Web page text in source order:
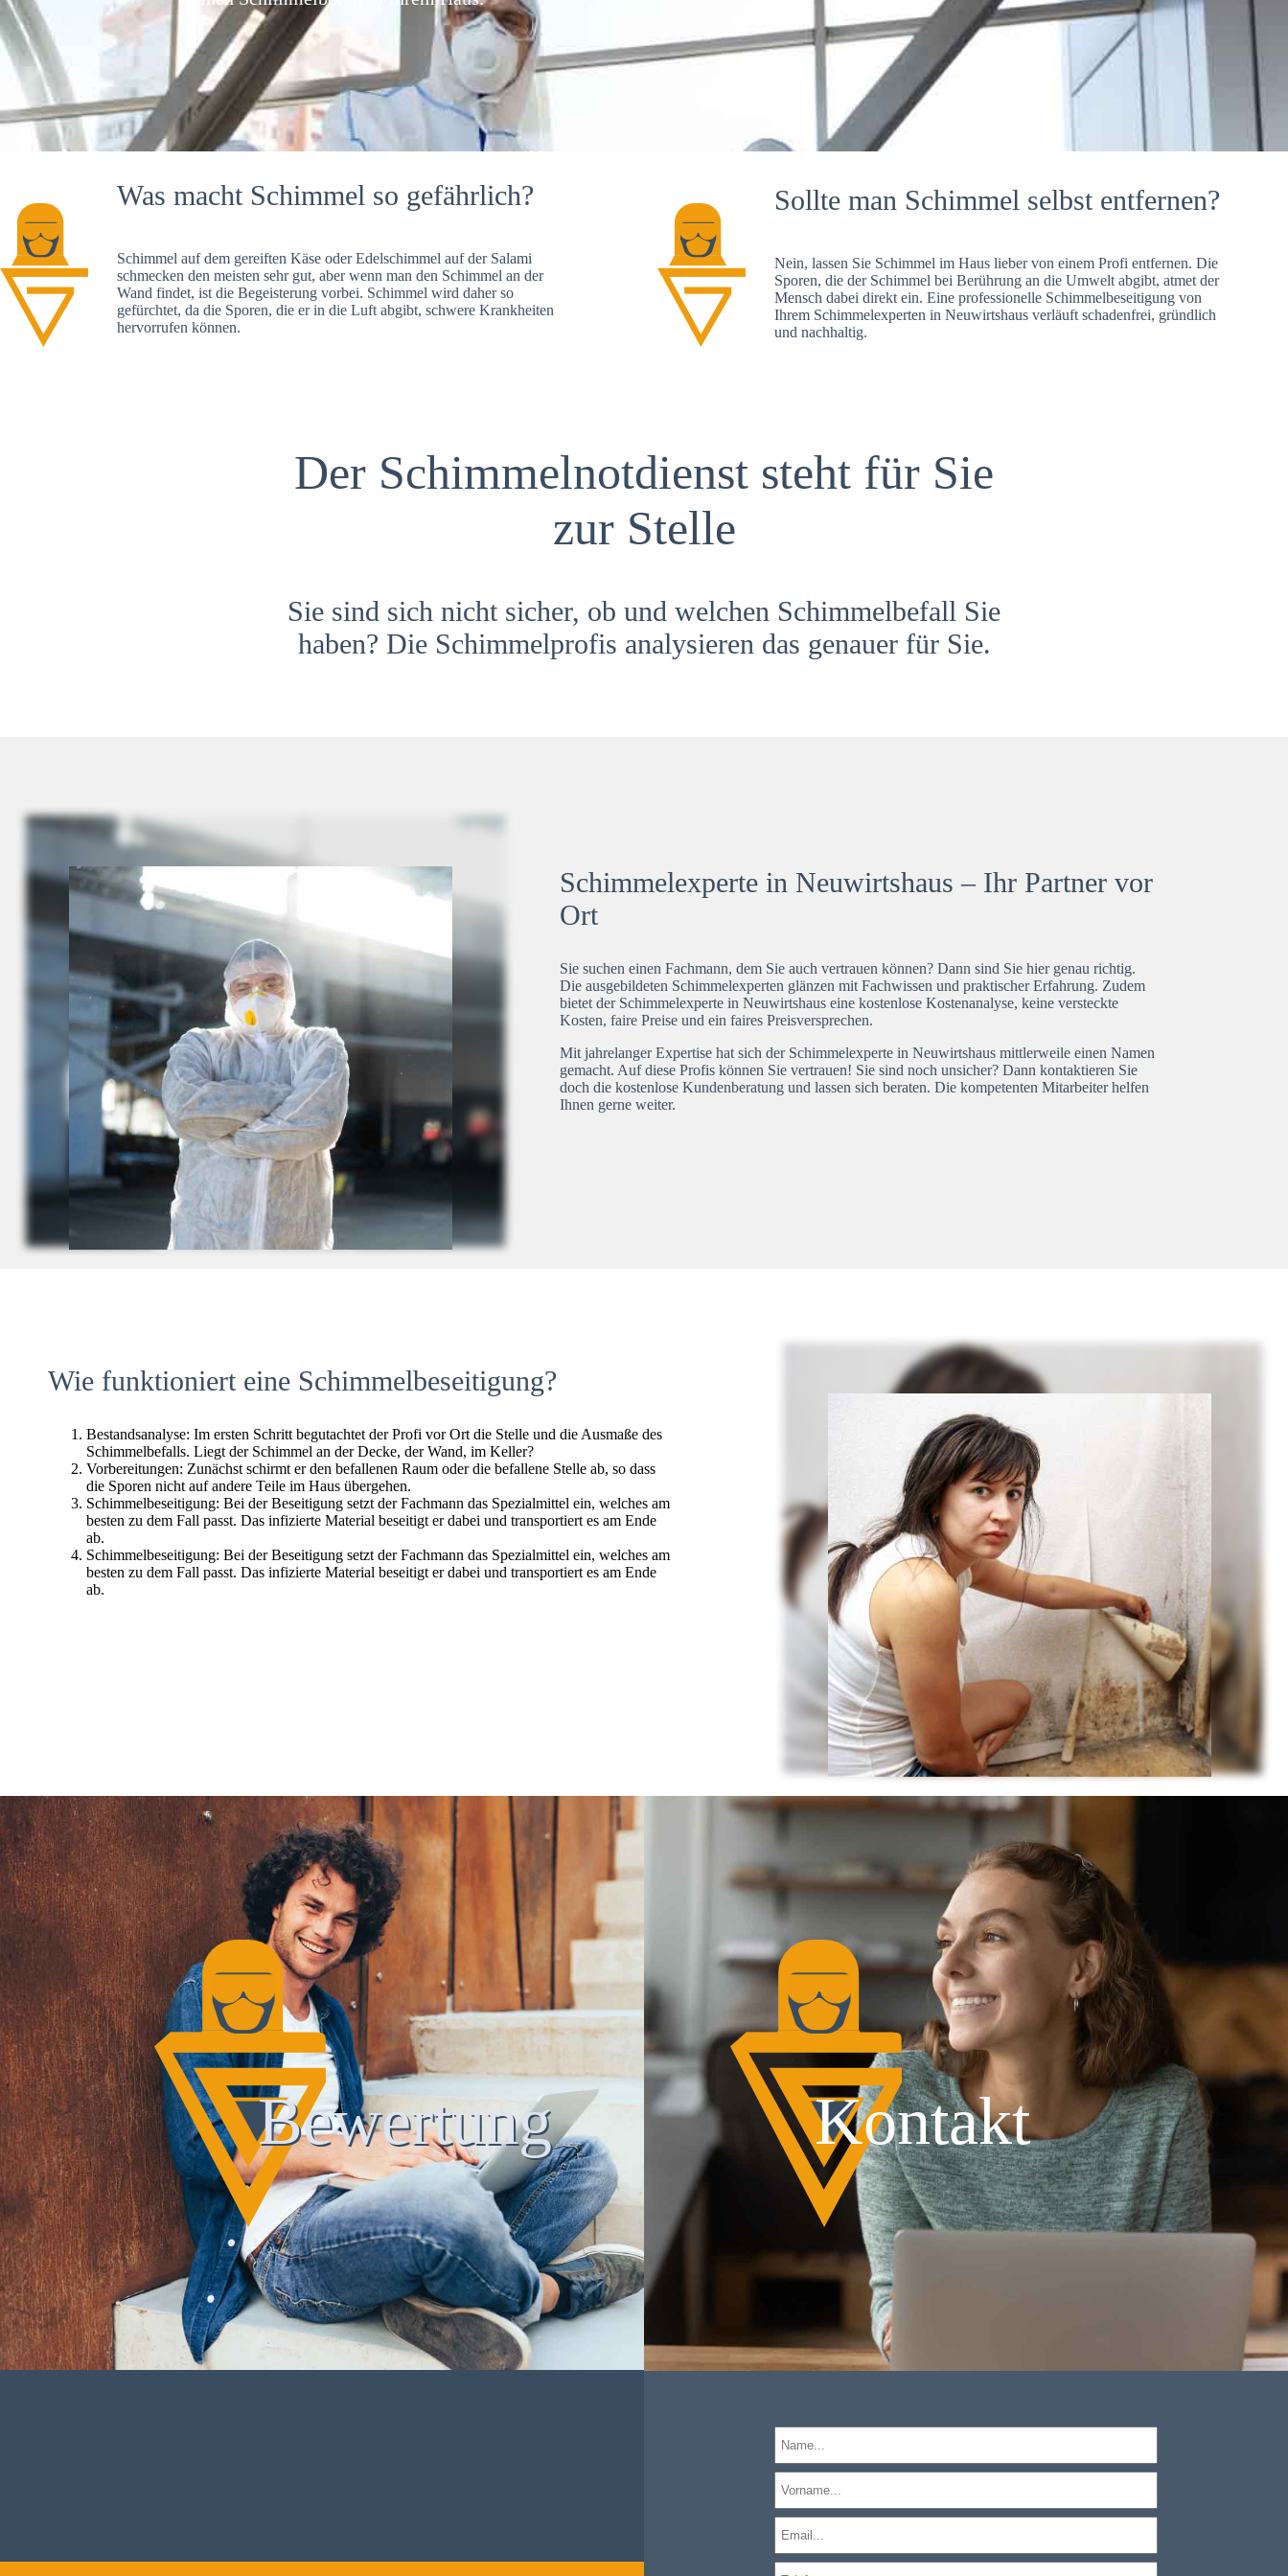
Was macht Schimmel so gefährlich?
Schimmel auf dem gereiften Käse oder Edelschimmel auf der Salami
schmecken den meisten sehr gut, aber wenn man den Schimmel an der
Wand findet, ist die Begeisterung vorbei. Schimmel wird daher so
gefürchtet, da die Sporen, die er in die Luft abgibt, schwere Krankheiten
hervorrufen können.
Sollte man Schimmel selbst entfernen?
Nein, lassen Sie Schimmel im Haus lieber von einem Profi entfernen. Die
Sporen, die der Schimmel bei Berührung an die Umwelt abgibt, atmet der
Mensch dabei direkt ein. Eine professionelle Schimmelbeseitigung von
Ihrem Schimmelexperten in Neuwirtshaus verläuft schadenfrei, gründlich
und nachhaltig.
Der Schimmelnotdienst steht für Sie
zur Stelle
Sie sind sich nicht sicher, ob und welchen Schimmelbefall Sie
haben? Die Schimmelprofis analysieren das genauer für Sie.
Schimmelexperte in Neuwirtshaus – Ihr Partner vor
Ort
Sie suchen einen Fachmann, dem Sie auch vertrauen können? Dann sind Sie hier genau richtig.
Die ausgebildeten Schimmelexperten glänzen mit Fachwissen und praktischer Erfahrung. Zudem
bietet der Schimmelexperte in Neuwirtshaus eine kostenlose Kostenanalyse, keine versteckte
Kosten, faire Preise und ein faires Preisversprechen.
Mit jahrelanger Expertise hat sich der Schimmelexperte in Neuwirtshaus mittlerweile einen Namen
gemacht. Auf diese Profis können Sie vertrauen! Sie sind noch unsicher? Dann kontaktieren Sie
doch die kostenlose Kundenberatung und lassen sich beraten. Die kompetenten Mitarbeiter helfen
Ihnen gerne weiter.
Wie funktioniert eine Schimmelbeseitigung?
Bestandsanalyse: Im ersten Schritt begutachtet der Profi vor Ort die Stelle und die Ausmaße des
Schimmelbefalls. Liegt der Schimmel an der Decke, der Wand, im Keller?
Vorbereitungen: Zunächst schirmt er den befallenen Raum oder die befallene Stelle ab, so dass
die Sporen nicht auf andere Teile im Haus übergehen.
Schimmelbeseitigung: Bei der Beseitigung setzt der Fachmann das Spezialmittel ein, welches am
besten zu dem Fall passt. Das infizierte Material beseitigt er dabei und transportiert es am Ende
ab.
Schimmelbeseitigung: Bei der Beseitigung setzt der Fachmann das Spezialmittel ein, welches am
besten zu dem Fall passt. Das infizierte Material beseitigt er dabei und transportiert es am Ende
ab.
Bewertung Kontakt